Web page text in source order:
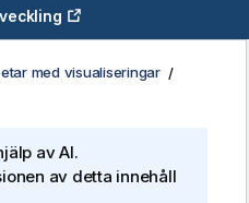
med visualiseringar
av AI.
av detta innehåll